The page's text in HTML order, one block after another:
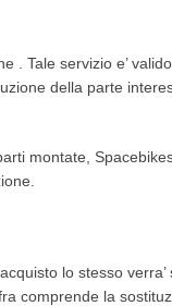
. Tale servizio e’
della parte
montate,
lo stesso
comprende la